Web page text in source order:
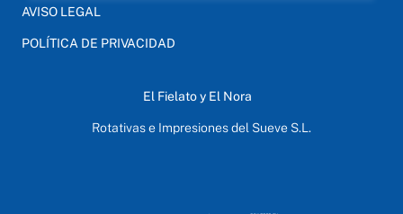
AVISO LEGAL
POLÍTICA DE PRIVACIDAD
El Fielato y El Nora
Rotativas e Impresiones del Sueve S.L.